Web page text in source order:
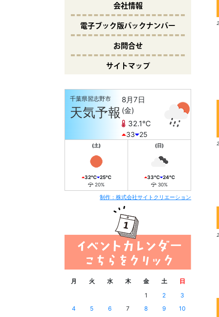
会社情報
電子ブック版バックナンバー
お問合せ
サイトマップ
千葉県習志野市
天気予報
8月7日
(金)
32.1℃
33 25
(土)
32℃ 25℃
20%
(日)
33℃ 24℃
30%
制作：株式会社サイトクリエーション
月 火 水 木 金 土
日
1
2
3
4
5 6 7 8 9
10